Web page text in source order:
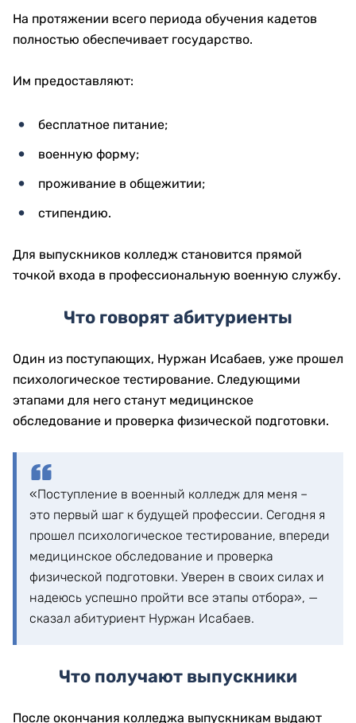
На протяжении всего периода обучения кадетов
полностью обеспечивает государство.
Им предоставляют:
бесплатное питание;
военную форму;
проживание в общежитии;
стипендию.
Для выпускников колледж становится прямой
точкой входа в профессиональную военную службу.
Что говорят абитуриенты
Один из поступающих, Нуржан Исабаев, уже прошел
психологическое тестирование. Следующими
этапами для него станут медицинское
обследование и проверка физической подготовки.
«Поступление в военный колледж для меня –
это первый шаг к будущей профессии. Сегодня я
прошел психологическое тестирование, впереди
медицинское обследование и проверка
физической подготовки. Уверен в своих силах и
надеюсь успешно пройти все этапы отбора», —
сказал абитуриент Нуржан Исабаев.
Что получают выпускники
После окончания колледжа выпускникам выдают